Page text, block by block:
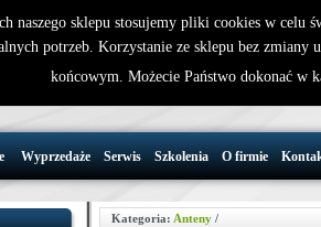
32 721 86
Wyprzedaże Serwis Szkolenia O firmie
Kategoria: Anteny/
naszego sklepu stosujemy pliki cookies w celu
potrzeb. Korzystanie ze sklepu bez zmiany
końcowym. Możecie Państwo dokonać w